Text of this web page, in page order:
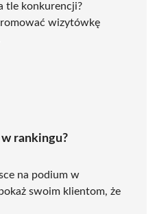
tle konkurencji?
wizytówkę
rankingu?
na podium w
swoim klientom, że